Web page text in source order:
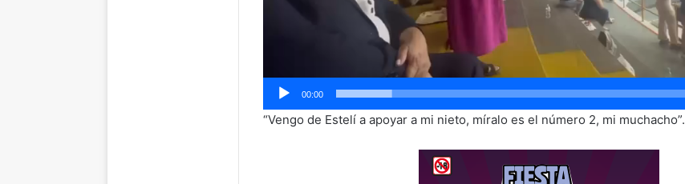
00:00
“Vengo de Estelí a apoyar a mi nieto, míralo es el número 2, mi muchacho”.